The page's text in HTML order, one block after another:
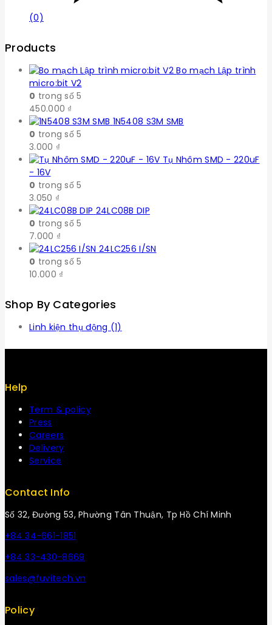
(0)
Products
Bo mạch Lập trình
micro:bit V2
0 trong số 5
450.000 ₫
1N5408 S3M SMB
0 trong số 5
3.000 ₫
Tụ Nhôm SMD - 220uF
- 16V
0 trong số 5
3.050 ₫
24LC08B DIP
0 trong số 5
7.000 ₫
24LC256 I/SN
0 trong số 5
10.000 ₫
Shop By Categories
Linh kiện thụ động (1)
Help
Term & policy
Press
Careers
Delivery
Service
Contact Info
Số 32, Đường 53, Phường Tân Thuận, Tp Hồ Chí Minh
+84 34-661-1851
+84 33-430-8669
sales@fuvitech.vn
Policy